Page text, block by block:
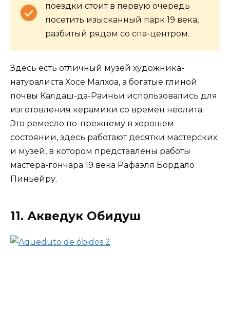
поездки стоит в первую очередь
посетить изысканный парк 19 века,
разбитый рядом со спа-центром.
Здесь есть отличный музей художника-
натуралиста Хосе Малхоа, а богатые глиной
почвы Калдаш-да-Раиньи использовались для
изготовления керамики со времен неолита.
Это ремесло по-прежнему в хорошем
состоянии, здесь работают десятки мастерских
и музей, в котором представлены работы
мастера-гончара 19 века Рафаэля Бордало
Пиньейру.
11. Акведук Обидуш